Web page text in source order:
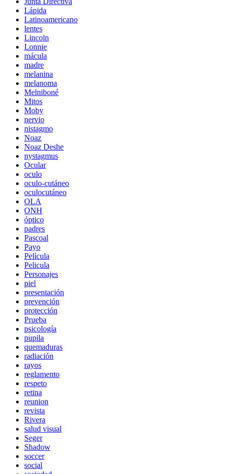
Lápida
Latinoamericano
lentes
Lincoln
Lonnie
mácula
madre
melanina
melanoma
Melniboné
Mitos
Moby
nervio
nistagmo
Noaz
Noaz Deshe
nystagmus
Ocular
oculo
oculo-cutáneo
oculocutáneo
OLA
ONH
óptico
padres
Pascoal
Payo
Película
Pelicula
Personajes
piel
presentación
prevención
protección
Prueba
psicología
pupila
quemaduras
radiación
rayos
reglamento
respeto
retina
reunion
revista
Rivera
salud visual
Seger
Shadow
soccer
social